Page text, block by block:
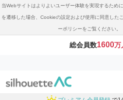
当Webサイトはよりよいユーザー体験を実現するため
を遷移した場合、Cookieの設定および使用に同意した
ーポリシーをご覧ください。
総会員数1600万